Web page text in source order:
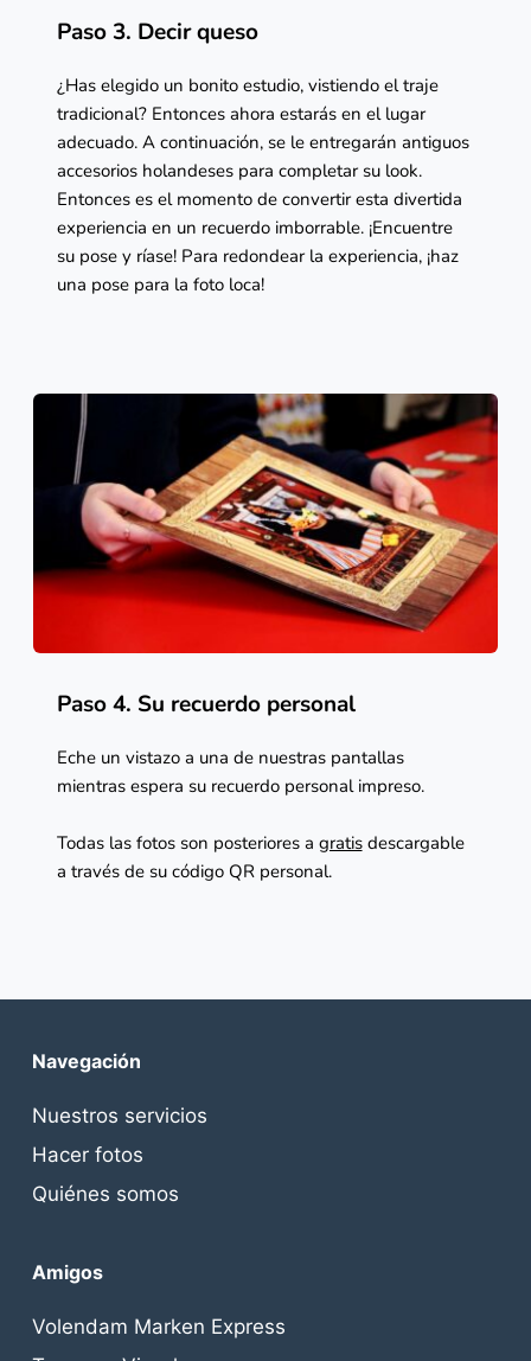
Paso 3. Decir queso
¿Has elegido un bonito estudio, vistiendo el traje
tradicional? Entonces ahora estarás en el lugar
adecuado. A continuación, se le entregarán antiguos
accesorios holandeses para completar su look.
Entonces es el momento de convertir esta divertida
experiencia en un recuerdo imborrable. ¡Encuentre
su pose y ríase! Para redondear la experiencia, ¡haz
una pose para la foto loca!
Paso 4. Su recuerdo personal
Eche un vistazo a una de nuestras pantallas
mientras espera su recuerdo personal impreso.
Todas las fotos son posteriores a gratis descargable
a través de su código QR personal.
Navegación
Nuestros servicios
Hacer fotos
Quiénes somos
Amigos
Volendam Marken Express